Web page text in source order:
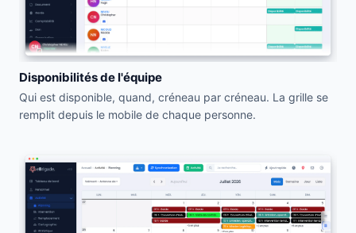
Disponibilités de l'équipe
Qui est disponible, quand, créneau par créneau. La grille se
remplit depuis le mobile de chaque personne.